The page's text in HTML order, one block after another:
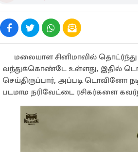
மலையாள சினிமாவில்
வந்துக்கொண்டே உள்ளது, இதில்
செய்திருப்பார், அப்படி டொவினோ
படமாம நரிவேட்டை ரசிகர்களை